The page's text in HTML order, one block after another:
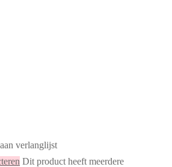
verlanglijst
Dit product heeft meerdere